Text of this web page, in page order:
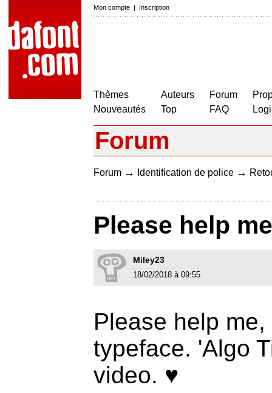
Mon compte | Inscription
Thèmes
Nouveautés
Auteurs
Top
Forum
FAQ
Forum
Forum → Identification de police →
Please help
Miley23
18/02/2018 à 09:55
Please help
typeface. 'Algo
video. ♥